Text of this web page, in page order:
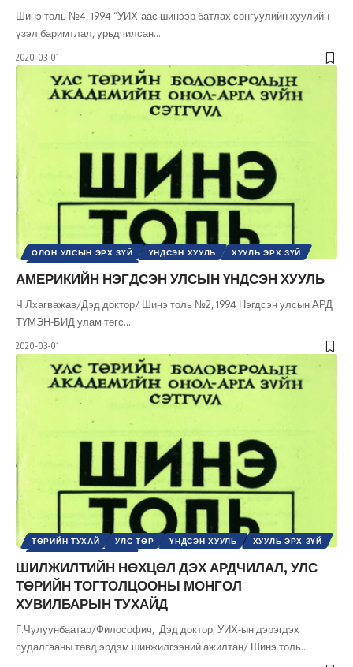
Шинэ толь №4, 1994 “УИХ-аас шинээр батлах сонгуулийн хуулийн
үзэл баримтлал, урьдчилсан…
2020-03-01
ОЛОН УЛСЫН ЭРХ ЗҮЙ ҮНДСЭН ХУУЛЬ
ХУУЛЬ ЭРХ ЗҮЙ
АМЕРИКИЙН НЭГДСЭН УЛСЫН ҮНДСЭН ХУУЛЬ
Ч.Лхагважав/Дэд доктор/ Шинэ толь №2, 1994 Нэгдсэн улсын АРД
ТҮМЭН-БИД улам төгс…
2020-03-01
ТӨРИЙН ТУХАЙ УЛС ТӨР ҮНДСЭН ХУУЛЬ
ХУУЛЬ ЭРХ ЗҮЙ
ШИЛЖИЛТИЙН НӨХЦӨЛ ДЭХ АРДЧИЛАЛ, УЛС
ТӨРИЙН ТОГТОЛЦООНЫ МОНГОЛ
ХУВИЛБАРЫН ТУХАЙД
Г.Чулуунбаатар/Философич, Дэд доктор, УИХ-ын дэрэгдэх
судалгааны төвд эрдэм шинжилгээний ажилтан/ Шинэ толь…